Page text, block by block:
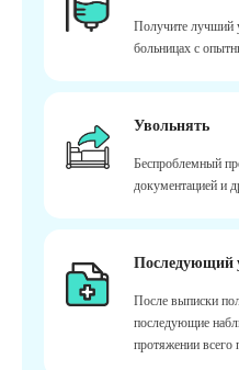
Получите лучший
больницах с
Увольнять
Беспроблемный
документацией и
Последующий
После выписки
последующие
протяжении всего